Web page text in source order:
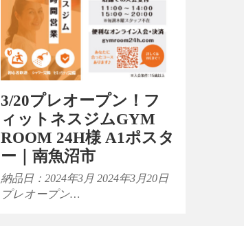
3/20プレオープン！フ
ィットネスジムGYM
ROOM 24H様 A1ポスタ
ー｜南魚沼市
納品日：2024年3月 2024年3月20日
プレオープン…